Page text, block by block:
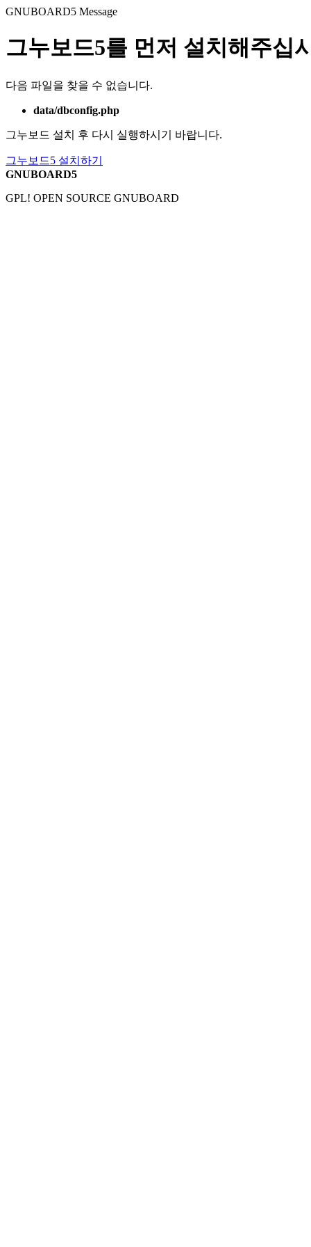
GNUBOARD5 Message
그누보드5를 먼저 설치해주십
다음 파일을 찾을 수 없습니다.
data/dbconfig.php
그누보드 설치 후 다시 실행하시기 바랍니다.
그누보드5 설치하기
GNUBOARD5
GPL! OPEN SOURCE GNUBOARD